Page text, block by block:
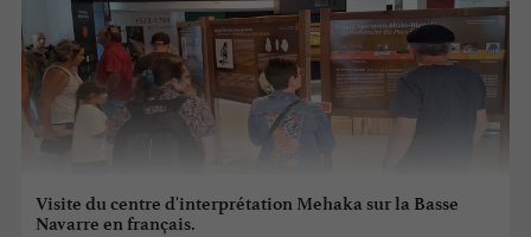
Visite du centre d'interprétation Mehaka sur la Basse
Navarre en français.